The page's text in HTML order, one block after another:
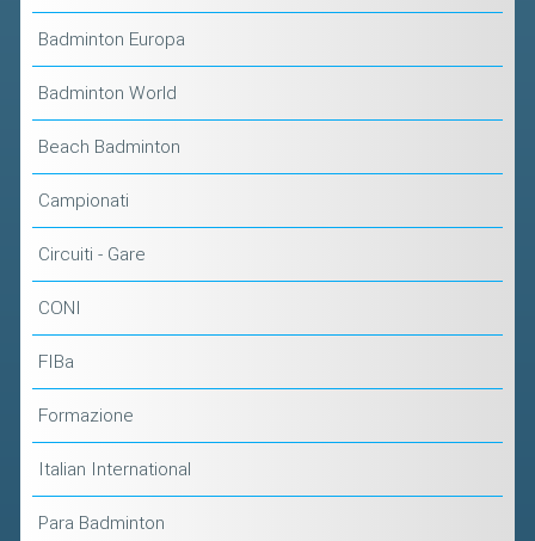
Badminton Europa
Badminton World
Beach Badminton
Campionati
Circuiti - Gare
CONI
FIBa
Formazione
Italian International
Para Badminton